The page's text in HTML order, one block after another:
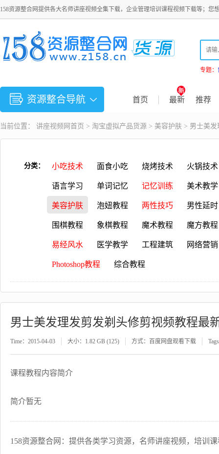
158资源整合网提供各大名师讲座视频全集下载，企业管理培训课程视频下载等；您
专题：
资源整合导航 首页 最新 推荐
当前位置： 讲座视频 网首页 > 淘宝虚拟产品货源 > 美容护肤 > 男士美
分类： 小吃技术 面食小吃 烧烤技术 火锅技术
语言学习 单词记忆 记忆训练 美术教学
美容护肤 泡妞教程 两性技巧 男性延时
围棋教程 象棋教程 魔术教程 魔方教程
易经风水 医学教学 工程建筑 网络营销
Photoshop教程 综合教程
男士美发理发剪发剃头修剪视频教程最
Time：2015-04-03 大小：1.82 GB (125) 方式：百度网盘观看下载
课程教程内容简介
简介暂无
158资源整合网：提供各类学习资源，名师讲座视频，培训